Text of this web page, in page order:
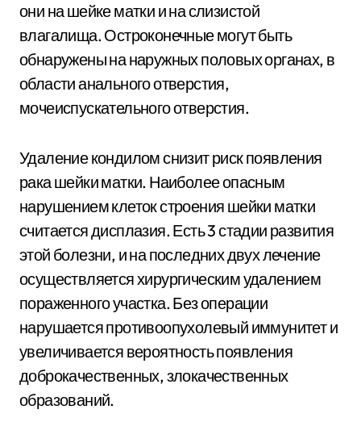
они на шейке матки и на слизистой
влагалища. Остроконечные могут быть
обнаружены на наружных половых органах, в
области анального отверстия,
мочеиспускательного отверстия.
Удаление кондилом снизит риск появления
рака шейки матки. Наиболее опасным
нарушением клеток строения шейки матки
считается дисплазия. Есть 3 стадии развития
этой болезни, и на последних двух лечение
осуществляется хирургическим удалением
пораженного участка. Без операции
нарушается противоопухолевый иммунитет и
увеличивается вероятность появления
доброкачественных, злокачественных
образований.